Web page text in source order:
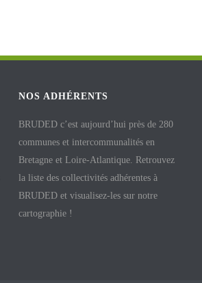
NOS ADHÉRENTS
BRUDED c’est aujourd’hui près de 280
communes et intercommunalités en
Bretagne et Loire-Atlantique. Retrouvez
la liste des collectivités adhérentes à
BRUDED et visualisez-les sur notre
cartographie !